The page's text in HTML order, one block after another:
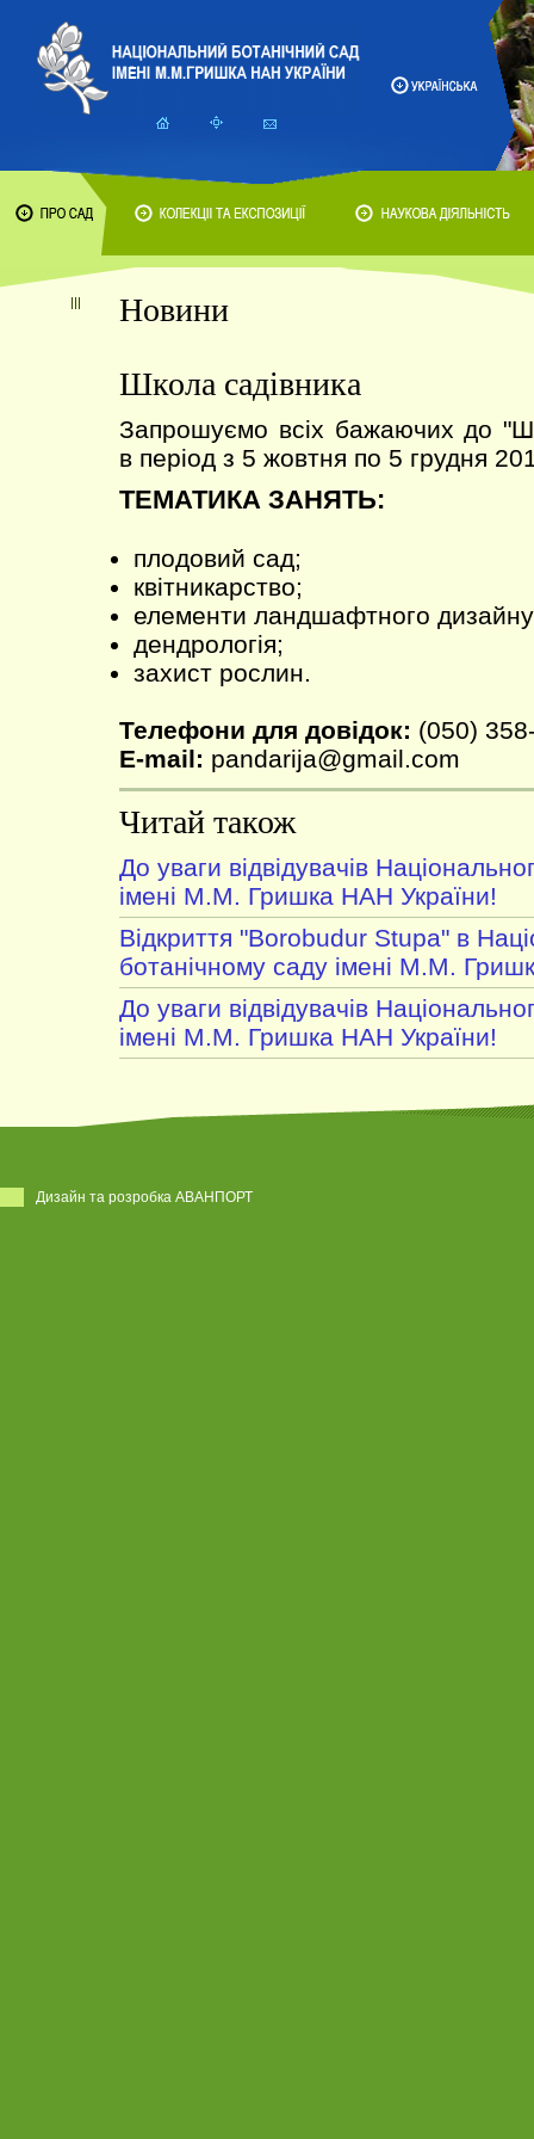
Новини
Школа садівника
Запрошуємо всіх бажаючих до
в період з 5 жовтня по 5 грудня
ТЕМАТИКА ЗАНЯТЬ:
плодовий сад;
квітникарство;
елементи ландшафтного
дендрологія;
захист рослин.
Телефони для довідок: (050)
E-mail: pandarija@gmail.com
Читай також
До уваги відвідувачів
імені М.М. Гришка НАН України!
Відкриття "Borobudur Stupa" в
ботанічному саду імені М.М.
До уваги відвідувачів
імені М.М. Гришка НАН України!
Дизайн та розробка АВАНПОРТ